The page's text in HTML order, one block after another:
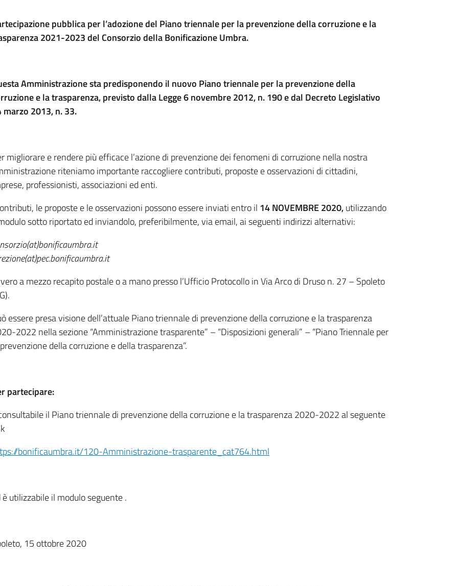
pubblica per l’adozione del Piano triennale per la prevenzione della corruzione e la
2021-2023 del Consorzio della Bonificazione Umbra.
Amministrazione sta predisponendo il nuovo Piano triennale per la prevenzione della
e la trasparenza, previsto dalla Legge 6 novembre 2012, n. 190 e dal Decreto Legislativo
marzo 2013, n. 33.
migliorare e rendere più efficace l’azione di prevenzione dei fenomeni di corruzione nella nostra
riteniamo importante raccogliere contributi, proposte e osservazioni di cittadini,
professionisti, associazioni ed enti.
le proposte e le osservazioni possono essere inviati entro il 14 NOVEMBRE 2020,utilizzando
sotto riportato ed inviandolo, preferibilmente, via email, ai seguenti indirizzi alternativi:
a mezzo recapito postale o a mano presso l’Ufficio Protocollo in Via Arco di Druso n. 27 – Spoleto
essere presa visione dell’attuale Piano triennale di prevenzione della corruzione e la trasparenza
2022 nella sezione “Amministrazione trasparente” – “Disposizioni generali” – “Piano Triennale per
della corruzione e della trasparenza”.
partecipare:
il Piano triennale di prevenzione della corruzione e la trasparenza 2020-2022 al seguente
bonificaumbra.it/120-Amministrazione-trasparente_cat764.html
è utilizzabile il modulo seguente .
15 ottobre 2020